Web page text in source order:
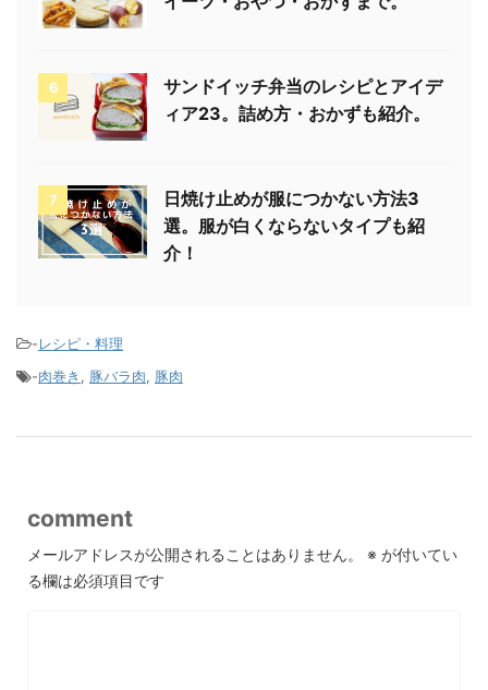
6
サンドイッチ弁当のレシピとアイデ
ィア23。詰め方・おかずも紹介。
7
日焼け止めが服につかない方法3
選。服が白くならないタイプも紹
介！
-レシピ・料理
-肉巻き , 豚バラ肉, 豚肉
comment
メールアドレスが公開されることはありません。 ※ が付いてい
る欄は必須項目です